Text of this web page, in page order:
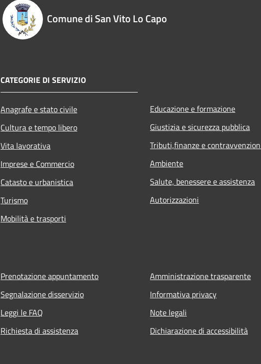
Comune di San Vito Lo Capo
CATEGORIE DI SERVIZIO
Anagrafe e stato civile
Cultura e tempo libero
Vita lavorativa
Imprese e Commercio
Catasto e urbanistica
Turismo
Mobilità e trasporti
Educazione e formazione
Giustizia e sicurezza pubblica
Tributi,finanze e
Ambiente
Salute, benessere e assistenza
Autorizzazioni
Prenotazione appuntamento
Segnalazione disservizio
Leggi le FAQ
Richiesta di assistenza
Amministrazione trasparente
Informativa privacy
Note legali
Dichiarazione di accessibilità